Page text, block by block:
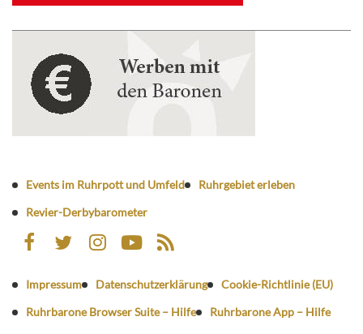
Events im Ruhrpott und Umfeld
Ruhrgebiet erleben
Revier-Derbybarometer
Impressum Datenschutzerklärung
Cookie-Richtlinie (EU)
Ruhrbarone Browser Suite – Hilfe
Ruhrbarone App – Hilfe